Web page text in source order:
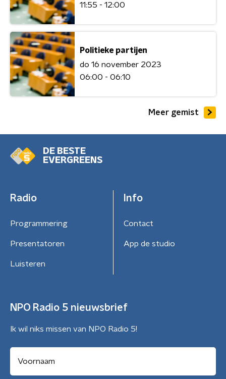
11:55 - 12:00
Politieke partijen
do 16 november 2023
06:00 - 06:10
Meer gemist
DE BESTE
EVERGREENS
Radio
Programmering
Presentatoren
Luisteren
Info
Contact
App de studio
NPO Radio 5 nieuwsbrief
Ik wil niks missen van NPO Radio 5!